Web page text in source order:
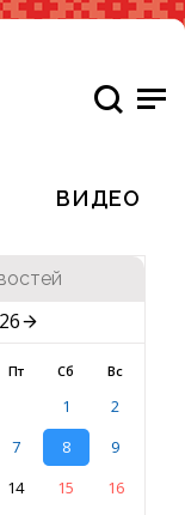
ВИДЕО
Пт Сб Вс
1
2
7 8
9
14 15
16